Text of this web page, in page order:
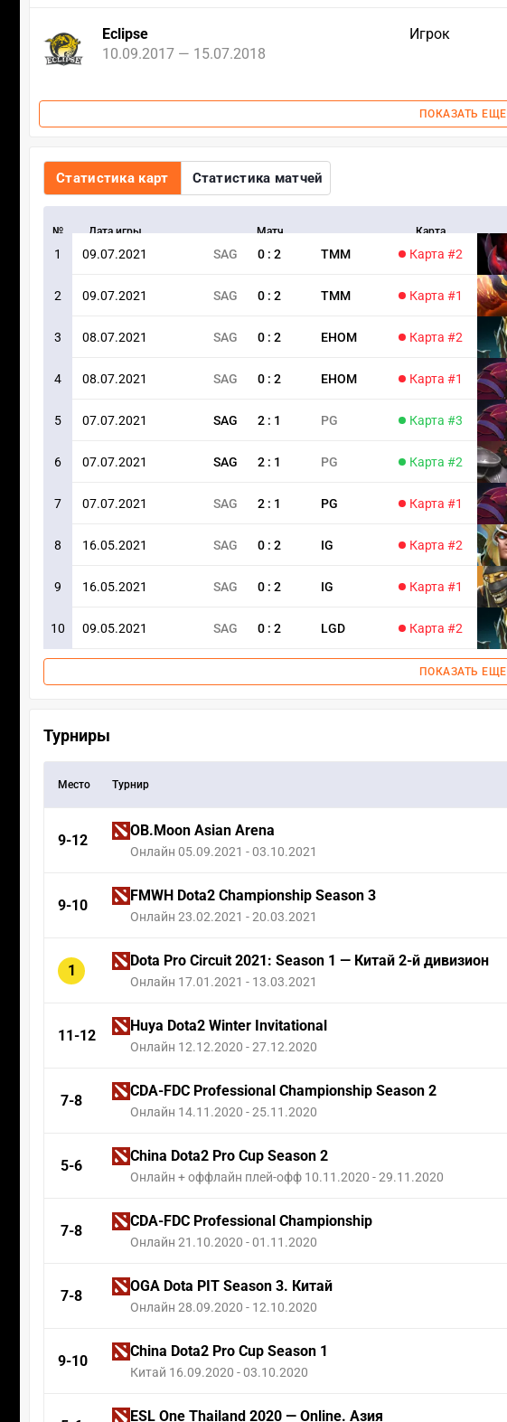
Eclipse
10.09.2017 — 15.07.2018
Игрок
ПОКАЗАТЬ ЕЩЕ
Статистика карт Статистика матчей
№ Дата игры Матч Карта
1 09.07.2021 SAG TMM
0 : 2 Карта #2
2 09.07.2021 SAG TMM
0 : 2 Карта #1
3 08.07.2021 SAG EHOM
0 : 2 Карта #2
4 08.07.2021 SAG EHOM
0 : 2 Карта #1
5 07.07.2021 SAG PG
2 : 1 Карта #3
6 07.07.2021 SAG PG
2 : 1 Карта #2
7 07.07.2021 SAG PG
2 : 1 Карта #1
8 16.05.2021 SAG IG
0 : 2 Карта #2
9 16.05.2021 SAG IG
0 : 2 Карта #1
10 09.05.2021 SAG LGD
0 : 2 Карта #2
ПОКАЗАТЬ ЕЩЕ
Турниры
Место Турнир
9-12
OB.Moon Asian Arena
Онлайн 05.09.2021 - 03.10.2021
9-10
FMWH Dota2 Championship Season 3
Онлайн 23.02.2021 - 20.03.2021
1
Dota Pro Circuit 2021: Season 1 — Китай 2-й дивизион
Онлайн 17.01.2021 - 13.03.2021
11-12
Huya Dota2 Winter Invitational
Онлайн 12.12.2020 - 27.12.2020
7-8
CDA-FDC Professional Championship Season 2
Онлайн 14.11.2020 - 25.11.2020
5-6
China Dota2 Pro Cup Season 2
Онлайн + оффлайн плей-офф 10.11.2020 - 29.11.2020
7-8
CDA-FDC Professional Championship
Онлайн 21.10.2020 - 01.11.2020
7-8
OGA Dota PIT Season 3. Китай
Онлайн 28.09.2020 - 12.10.2020
9-10
China Dota2 Pro Cup Season 1
Китай 16.09.2020 - 03.10.2020
ESL One Thailand 2020 — Online. Азия